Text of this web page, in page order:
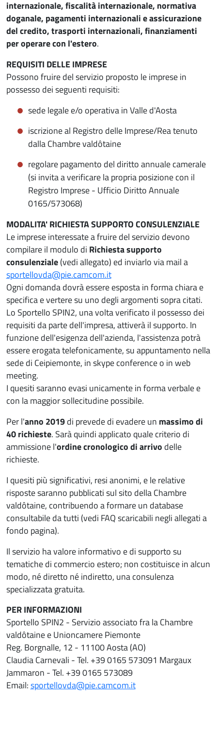
internazionale, fiscalità internazionale, normativa
doganale, pagamenti internazionali e assicurazione
del credito, trasporti internazionali, finanziamenti
per operare con l'estero.
REQUISITI DELLE IMPRESE
Possono fruire del servizio proposto le imprese in
possesso dei seguenti requisiti:
sede legale e/o operativa in Valle d'Aosta
iscrizione al Registro delle Imprese/Rea tenuto
dalla Chambre valdôtaine
regolare pagamento del diritto annuale camerale
(si invita a verificare la propria posizione con il
Registro Imprese - Ufficio Diritto Annuale
0165/573068)
MODALITA' RICHIESTA SUPPORTO CONSULENZIALE
Le imprese interessate a fruire del servizio devono
compilare il modulo di Richiesta supporto
consulenziale(vedi allegato) ed inviarlo via mail a
sportellovda@pie.camcom.it
Ogni domanda dovrà essere esposta in forma chiara e
specifica e vertere su uno degli argomenti sopra citati.
Lo Sportello SPIN2, una volta verificato il possesso dei
requisiti da parte dell'impresa, attiverà il supporto. In
funzione dell'esigenza dell'azienda, l'assistenza potrà
essere erogata telefonicamente, su appuntamento nella
sede di Ceipiemonte, in skype conference o in web
meeting.
I quesiti saranno evasi unicamente in forma verbale e
con la maggior sollecitudine possibile.
Per l'anno 2019di prevede di evadere un massimo di
40 richieste. Sarà quindi applicato quale criterio di
ammissione l'ordine cronologico di arrivo delle
richieste.
I quesiti più significativi, resi anonimi, e le relative
risposte saranno pubblicati sul sito della Chambre
valdôtaine, contribuendo a formare un database
consultabile da tutti (vedi FAQ scaricabili negli allegati a
fondo pagina).
Il servizio ha valore informativo e di supporto su
tematiche di commercio estero; non costituisce in alcun
modo, né diretto né indiretto, una consulenza
specializzata gratuita.
PER INFORMAZIONI
Sportello SPIN2 - Servizio associato fra la Chambre
valdôtaine e Unioncamere Piemonte
Reg. Borgnalle, 12 - 11100 Aosta (AO)
Claudia Carnevali - Tel. +39 0165 573091 Margaux
Jammaron - Tel. +39 0165 573089
Email:sportellovda@pie.camcom.it